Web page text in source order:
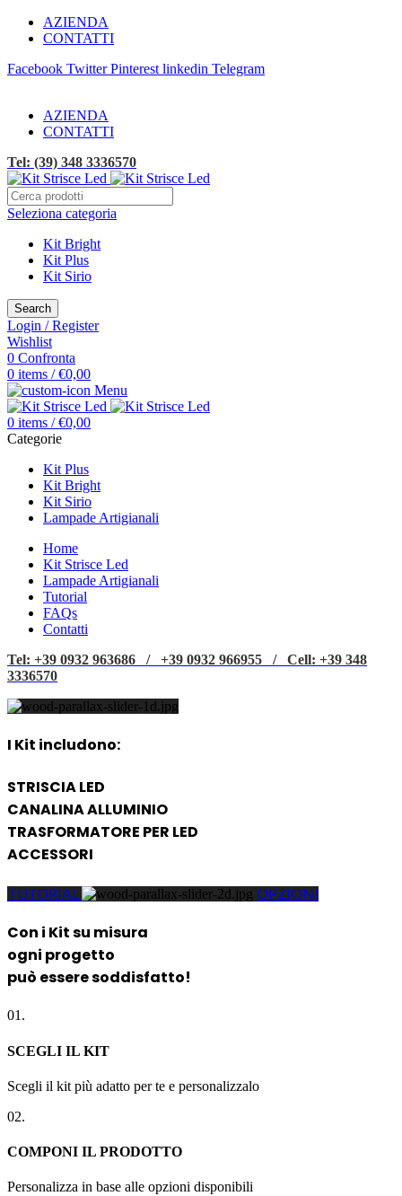
AZIENDA
CONTATTI
Facebook Twitter Pinterest linkedin Telegram
AZIENDA
CONTATTI
Tel: (39) 348 3336570
Seleziona categoria
Kit Bright
Kit Plus
Kit Sirio
Search
Login / Register
Wishlist
0 Confronta
0 items / €0,00
Menu
0 items / €0,00
Categorie
Kit Plus
Kit Bright
Kit Sirio
Lampade Artigianali
Home
Kit Strisce Led
Lampade Artigianali
Tutorial
FAQs
Contatti
Tel: +39 0932 963686 / +39 0932 966955 / Cell: +39 348
3336570
I Kit includono:
STRISCIA LED
CANALINA ALLUMINIO
TRASFORMATORE PER LED
ACCESSORI
TUTORIAL OPZIONI
Con i Kit su misura
ogni progetto
può essere soddisfatto!
01.
SCEGLI IL KIT
Scegli il kit più adatto per te e personalizzalo
02.
COMPONI IL PRODOTTO
Personalizza in base alle opzioni disponibili